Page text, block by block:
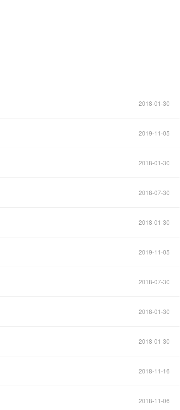
2018-01-30
2019-11-05
2018-01-30
2018-07-30
2018-01-30
2019-11-05
2018-07-30
2018-01-30
2018-01-30
2018-11-16
2018-11-06